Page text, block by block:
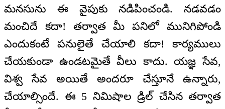
మనసును ఈ వైపుకు నడిపించండి. నడవడం
మంచిదే కదా! తర్వాత మీ పనిలో మునిగిపోండి
ఎందుకంటే పనులైతే చేయాలి కదా! కార్యములు
చేయకుండా ఉండటమైతే వీలు కాదు. యజ్ఞ సేవ,
విశ్వ సేవ అయితే అందరూ చేస్తూనే ఉన్నారు,
చేయాల్సిందే. ఈ 5 నిమిషాల డ్రిల్‌ చేసిన తర్వాత